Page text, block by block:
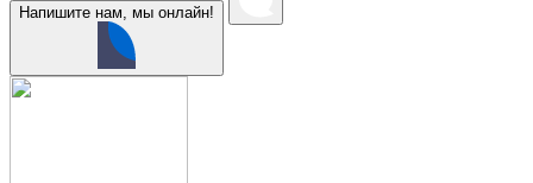
Напишите нам, мы онлайн!